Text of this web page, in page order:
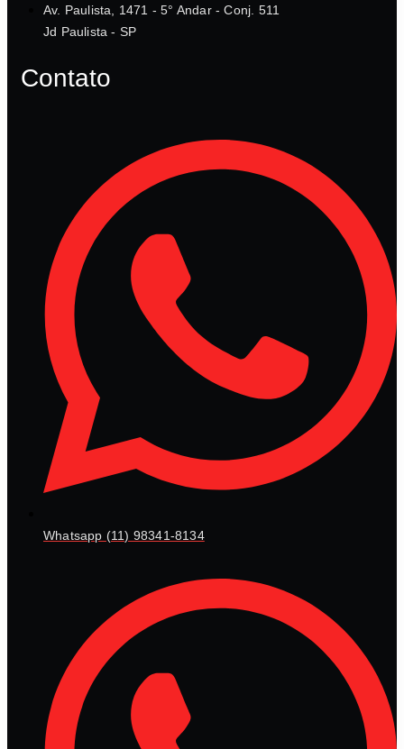
Av. Paulista, 1471 - 5° Andar - Conj. 511
Jd Paulista - SP
Contato
Whatsapp (11) 98341-8134